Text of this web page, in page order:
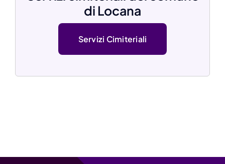
di Locana
Servizi Cimiteriali